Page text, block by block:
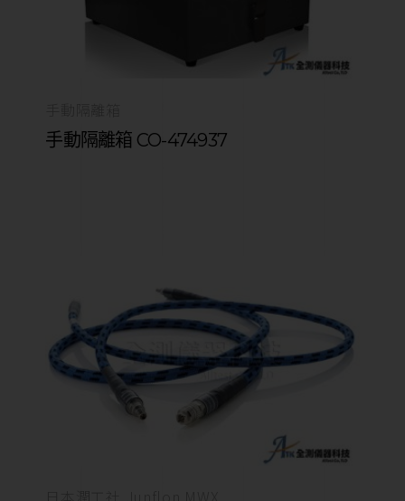
手動隔離箱 CO-474937